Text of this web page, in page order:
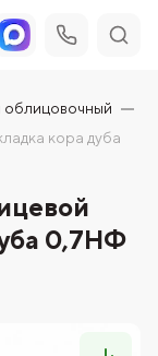
облицовочный
кора дуба
0,7НФ